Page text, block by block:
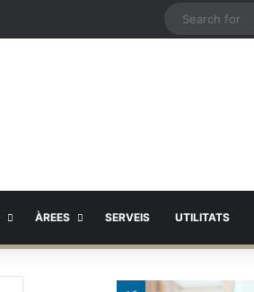
ÀREES SERVEIS UTILITATS